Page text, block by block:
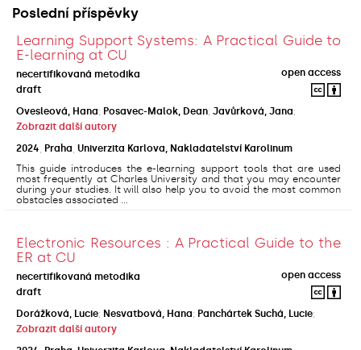
Poslední příspěvky
Learning Support Systems: A Practical Guide to
E-learning at CU
necertifikovaná metodika
open access
draft
Ovesleová, Hana; Posavec-Malok, Dean; Javůrková, Jana;
Zobrazit další autory
2024
Praha Univerzita Karlova, Nakladatelství Karolinum
This guide introduces the e-learning support tools that are used
most frequently at Charles University and that you may encounter
during your studies. It will also help you to avoid the most common
obstacles associated ...
Electronic Resources : A Practical Guide to the
ER at CU
necertifikovaná metodika
open access
draft
Dorážková, Lucie; Nesvatbová, Hana; Panchártek Suchá, Lucie;
Zobrazit další autory